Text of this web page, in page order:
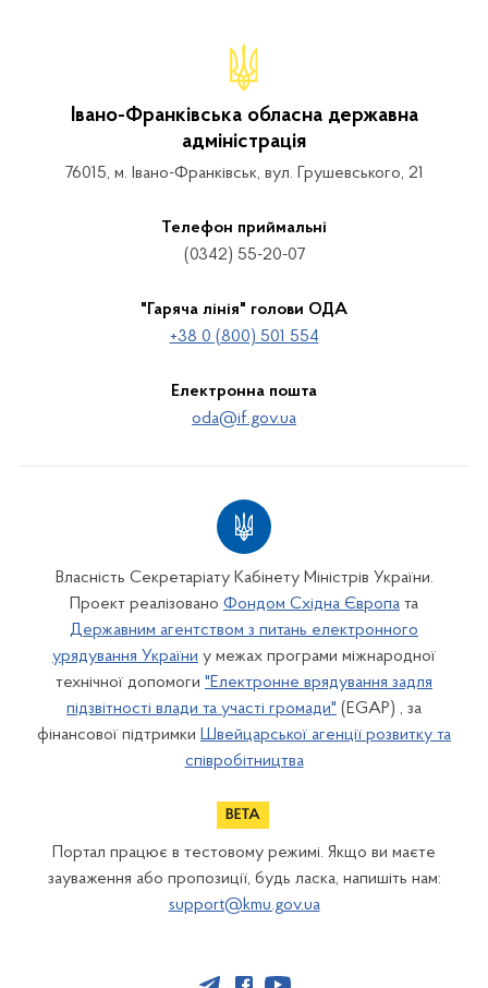
Івано-Франківська обласна державна
адміністрація
76015, м. Івано-Франківськ, вул. Грушевського, 21
Телефон приймальні
(0342) 55-20-07
"Гаряча лінія" голови ОДА
+38 0 (800) 501 554
Електронна пошта
oda@if.gov.ua
Власність Секретаріату Кабінету Міністрів України.
Проект реалізовано Фондом Східна Європа та
Державним агентством з питань електронного
урядування України у межах програми міжнародної
технічної допомоги "Електронне врядування задля
підзвітності влади та участі громади" (EGAP) , за
фінансової підтримки Швейцарської агенції розвитку та
співробітництва
Портал працює в тестовому режимі. Якщо ви маєте
зауваження або пропозиції, будь ласка, напишіть нам:
support@kmu.gov.ua